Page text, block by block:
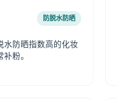
防脱水防晒
水防晒指数高的化妆
粉。